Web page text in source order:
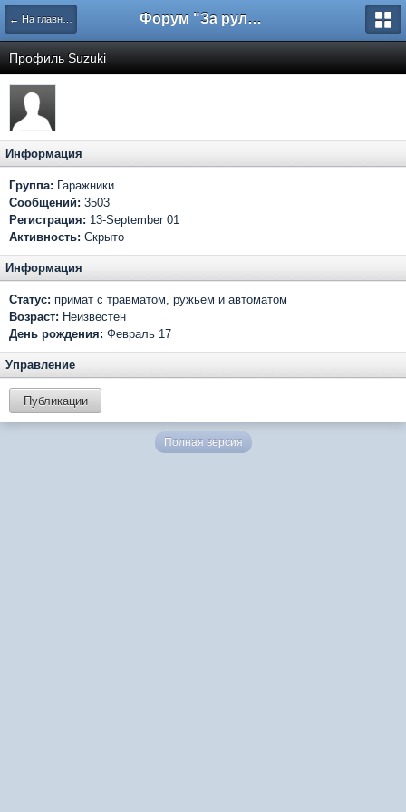
← На главную Форум "За рулем"
Профиль Suzuki
Информация
Группа: Гаражники
Сообщений: 3503
Регистрация: 13-September 01
Активность: Скрыто
Информация
Статус: примат с травматом, ружьем и автоматом
Возраст: Неизвестен
День рождения: Февраль 17
Управление
Публикации
Полная версия